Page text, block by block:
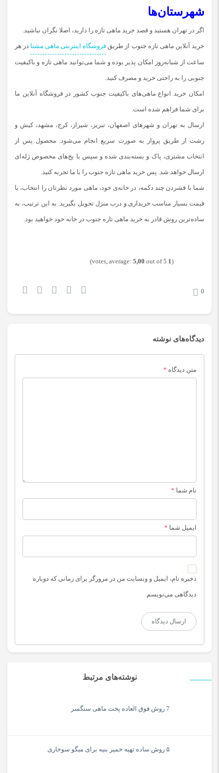
نوشته‌های مرتبط
7 روش فوق العاده پخت ماهی سنگسر
۵ روش ساده تهیه خمیر بنیه برای میگو سوخاری
شهرستان‌ها
اگر در تهران هستید و قصد خرید ماهی تازه را دارید، اصلا نگران نباشید.
خرید آنلاین ماهی تازه جنوب از طریق فروشگاه اینترنتی ماهی مشتا در هر
ساعت از شبانه‌روز امکان پذیر بوده و شما می‌توانید ماهی تازه و باکیفیت
جنوبی را به راحتی خرید و مصرف کنید.
امکان خرید انواع ماهی‌های باکیفیت جنوب کشور در فروشگاه آنلاین ما
برای شما فراهم شده ‌است.
ارسال به تهران و شهرهای اصفهان، تبریز، شیراز، کرج، مشهد، کیش و
رشت از طریق پرواز به صورت سریع انجام می‌شود. محصول پس از
انتخاب مشتری، پاک و بسته‌بندی شده و سپس با یخ‌های مخصوص ژله‌ای
ارسال خواهد شد. پس خرید ماهی تازه جنوب را با ما تجربه کنید.
شما با فشردن چند دکمه، در خانه‌ی خود، ماهی مورد نظرتان را انتخاب، با
قیمت بسیار مناسب خریداری و درب منزل تحویل بگیرید. به این ترتیب، به
ساده‌ترین روش قادر به خرید ماهی تازه جنوب در خانه خود خواهید بود.
(
1
5,00 out of 5)
0
دیدگاه‌های نوشته
متن دیدگاه *
نام شما *
ایمیل شما *
ذخیره نام، ایمیل و وبسایت من در مرورگر برای زمانی که دوباره
دیدگاهی می‌نویسم.